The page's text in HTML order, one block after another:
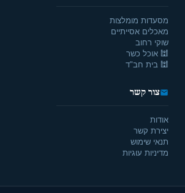
מסעדות מומלצות
מאכלים אסייתיים
שוקי רחוב
🕍 אוכל כשר
🕍 בית חב"ד
צור קשר
אודות
יצירת קשר
תנאי שימוש
מדיניות עוגיות